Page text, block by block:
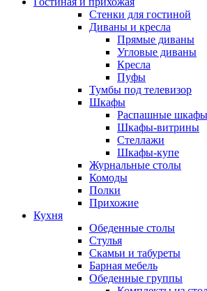
Стенки для гостиной
Диваны и кресла
Прямые диваны
Угловые диваны
Кресла
Пуфы
Тумбы под телевизор
Шкафы
Распашные шкафы
Шкафы-витрины
Стеллажи
Шкафы-купе
Журнальные столы
Комоды
Полки
Прихожие
Кухня
Обеденные столы
Стулья
Скамьи и табуреты
Барная мебель
Обеденные группы